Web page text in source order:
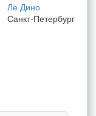
Ле Дино
Санкт-Петербург